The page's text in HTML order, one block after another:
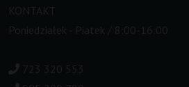
KONTAKT
Poniedziałek - Piatek / 8:00-16:00
723 320 553